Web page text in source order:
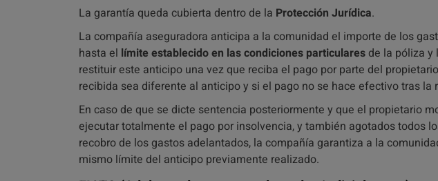
La garantía queda cubierta dentro de la Protección Jurídica.
La compañía aseguradora anticipa a la comunidad el importe de los
hasta el límite establecido en las condiciones particulares de la póliza y
restituir este anticipo una vez que reciba el pago por parte del
recibida sea diferente al anticipo y si el pago no se hace efectivo tras
En caso de que se dicte sentencia posteriormente y que el propietario
ejecutar totalmente el pago por insolvencia, y también agotados todos
recobro de los gastos adelantados, la compañía garantiza a la
mismo límite del anticipo previamente realizado.